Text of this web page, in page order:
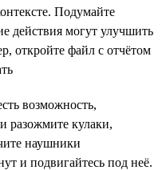
Подумайте
действия могут улучшить
откройте файл с отчётом
возможность,
разожмите кулаки,
наушники
и подвигайтесь под неё.